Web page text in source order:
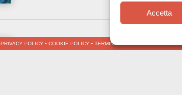
Accetta
FILOSOFIA DELLA
IL
PRIVACY POLICY • COOKIE POLICY • TERMINI E CONDIZIONI